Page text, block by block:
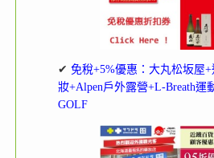
✔ 免稅+5%優惠：大丸松坂屋
妝+Alpen戶外露營+L-Breath運
GOLF